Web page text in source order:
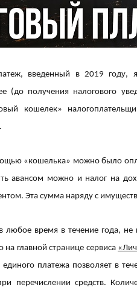
введенный в 2019 году,
(до получения налогового
кошелек»
«кошелька» можно было
авансом можно и налог на
Эта сумма наряду с
любое время в течение года,
на главной странице сервиса
платежа позволяет в
перечислении средств.